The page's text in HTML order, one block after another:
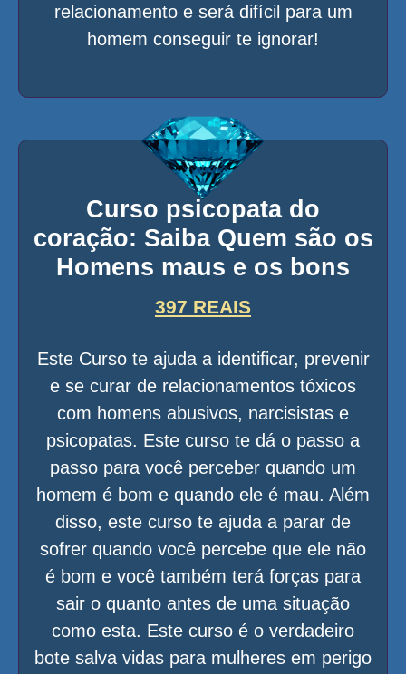
relacionamento e será difícil para um
homem conseguir te ignorar!
Curso psicopata do
coração: Saiba Quem são os
Homens maus e os bons
397 REAIS
Este Curso te ajuda a identificar, prevenir
e se curar de relacionamentos tóxicos
com homens abusivos, narcisistas e
psicopatas. Este curso te dá o passo a
passo para você perceber quando um
homem é bom e quando ele é mau. Além
disso, este curso te ajuda a parar de
sofrer quando você percebe que ele não
é bom e você também terá forças para
sair o quanto antes de uma situação
como esta. Este curso é o verdadeiro
bote salva vidas para mulheres em perigo